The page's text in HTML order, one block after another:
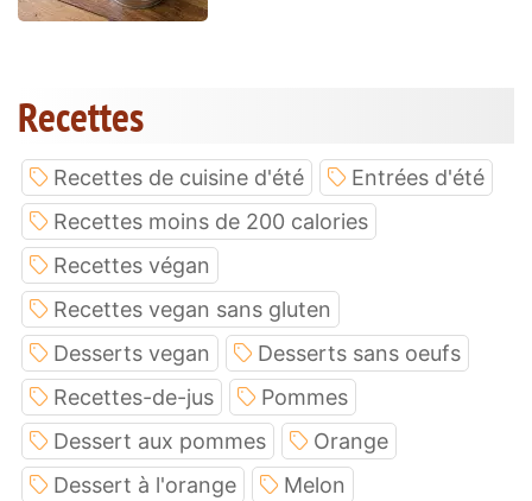
Recettes
Recettes de cuisine d'été
Entrées d'été
Recettes moins de 200 calories
Recettes végan
Recettes vegan sans gluten
Desserts vegan
Desserts sans oeufs
Recettes-de-jus
Pommes
Dessert aux pommes
Orange
Dessert à l'orange
Melon